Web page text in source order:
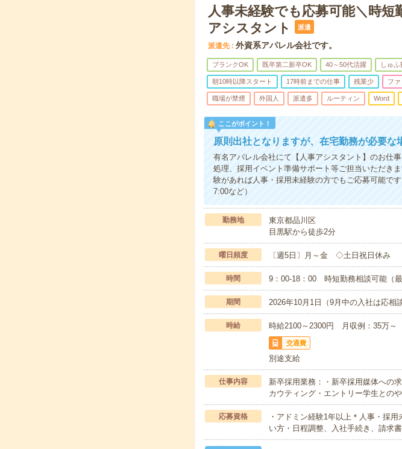
人事未経験でも応募可能＼時短
アシスタント
派遣
派遣先 外資系アパレル会社です。
ブランクOK 既卒第二新卒OK 40～50代活躍 しゅふ
朝10時以降スタート 17時前までの仕事 残業少 フ
職場が禁煙 外国人 派遣多 ルーティン Word
ここがポイント！
原則出社となりますが、在宅勤務が必要な
有名アパレル会社にて【人事アシスタント】のお仕
処理、採用イベント準備サポート等ご担当いただき
験があれば人事・採用未経験の方でもご応募可能で
7:00など）
勤務地
東京都品川区
目黒駅から徒歩2分
曜日頻度 〔週5日〕月～金 ◇土日祝日休み
時間 9：00-18：00 時短勤務相談可能（
期間 2026年10月1日（9月中の入社は応相
時給 時給2100～2300円 月収例：35万～
交通費
別途支給
仕事内容
新卒採用業務：・新卒採用媒体への
カウティング・エントリー学生との
応募資格
・アドミン経験1年以上＊人事・採
い方・日程調整、入社手続き、請求